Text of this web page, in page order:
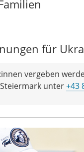
für
vergeben
unter+43